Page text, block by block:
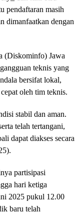
pendaftaran masih
dimanfaatkan dengan
(Diskominfo) Jawa
teknis yang
bersifat lokal,
oleh tim teknis.
stabil dan aman.
telah tertangani,
dapat diakses secara
partisipasi
hari ketiga
2025 pukul 12.00
baru telah